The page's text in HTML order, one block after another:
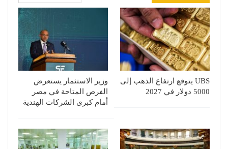
UBS يتوقع ارتفاع الذهب إلى
5000 دولار في 2027
وزير الاستثمار يستعرض
الفرص المتاحة في مصر
أمام كبرى الشركات الهندية